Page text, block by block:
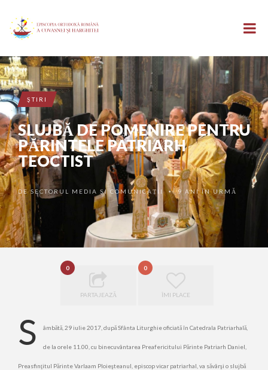
ŞTIRI
SLUJBĂ DE POMENIRE PENTRU
PĂRINTELE PATRIARH
TEOCTIST
DESECTORUL MEDIA ȘI COMUNICAȚII •9 ANI ÎN URMĂ
0
PARTAJEAZĂ
0
ÎMI PLACE
S âmbătă, 29 iulie 2017, după Sfânta Liturghie oficiată în Catedrala Patriarhală,
de la orele 11.00, cu binecuvântarea Preafericitului Părinte Patriarh Daniel,
Preasfinţitul Părinte Varlaam Ploieşteanul, episcop vicar patriarhal, va săvârşi o slujbă